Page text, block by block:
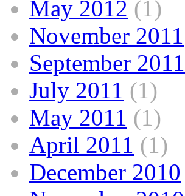
May 2012 (1)
November 2011
September 2011
July 2011 (1)
May 2011 (1)
April 2011 (1)
December 2010